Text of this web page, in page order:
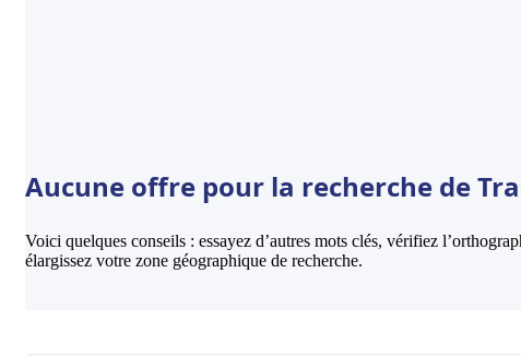
Aucune offre pour la recherche de
Voici quelques conseils : essayez d’autres mots clés, vérifiez
élargissez votre zone géographique de recherche.